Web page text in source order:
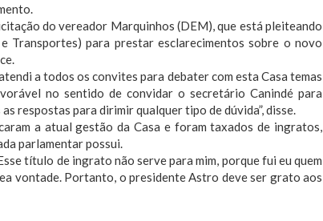
do vereador Marquinhos (DEM), que está pleiteando
Transportes) para prestar esclarecimentos sobre o novo
a todos os convites para debater com esta Casa temas
no sentido de convidar o secretário Canindé para
respostas para dirimir qualquer tipo de dúvida”, disse.
a atual gestão da Casa e foram taxados de ingratos,
parlamentar possui.
título de ingrato não serve para mim, porque fui eu quem
vontade. Portanto, o presidente Astro deve ser grato aos